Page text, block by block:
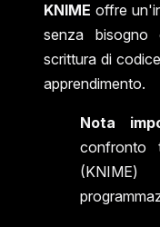
KNIME offre
senza bisogno
scrittura di
apprendimento.
Nota
confronto